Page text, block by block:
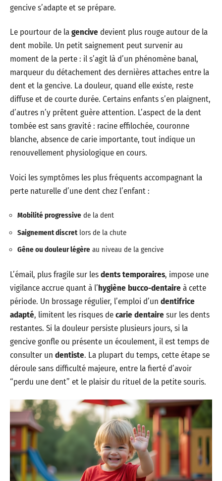
gencive s’adapte et se prépare.
Le pourtour de lagencivedevient plus rouge autour de la
dent mobile. Un petit saignement peut survenir au
moment de la perte : il s’agit là d’un phénomène banal,
marqueur du détachement des dernières attaches entre la
dent et la gencive. La douleur, quand elle existe, reste
diffuse et de courte durée. Certains enfants s’en plaignent,
d’autres n’y prêtent guère attention. L’aspect de la dent
tombée est sans gravité : racine effilochée, couronne
blanche, absence de carie importante, tout indique un
renouvellement physiologique en cours.
Voici les symptômes les plus fréquents accompagnant la
perte naturelle d’une dent chez l’enfant :
Mobilité progressive de la dent
Saignement discret lors de la chute
Gêne ou douleur légère au niveau de la gencive
L’émail, plus fragile sur lesdents temporaires, impose une
vigilance accrue quant à l’hygiène bucco-dentaireà cette
période. Un brossage régulier, l’emploi d’un dentifrice
adapté, limitent les risques decarie dentairesur les dents
restantes. Si la douleur persiste plusieurs jours, si la
gencive gonfle ou présente un écoulement, il est temps de
consulter un dentiste. La plupart du temps, cette étape se
déroule sans difficulté majeure, entre la fierté d’avoir
“perdu une dent” et le plaisir du rituel de la petite souris.